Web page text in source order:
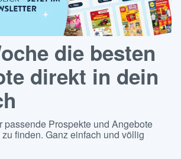
die besten
direkt in dein
passende Prospekte und Angebote
finden. Ganz einfach und völlig